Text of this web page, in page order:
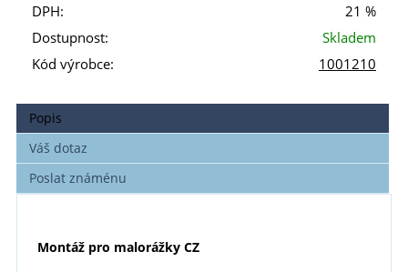
DPH:
21 %
Dostupnost:
Skladem
Kód výrobce:
1001210
Popis
Váš dotaz
Poslat známénu
Montáž pro malorážky CZ